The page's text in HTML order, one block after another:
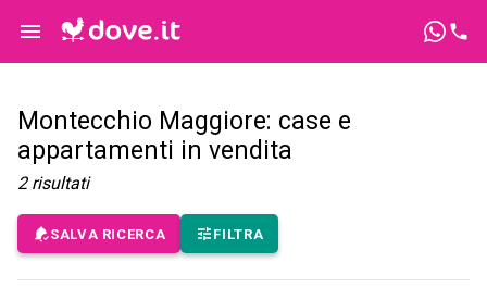
Montecchio Maggiore: case e
appartamenti in vendita
2 risultati
SALVA RICERCA FILTRA